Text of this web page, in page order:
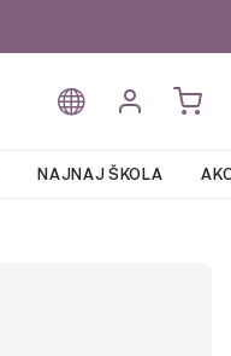
NAJNAJ ŠKOLA